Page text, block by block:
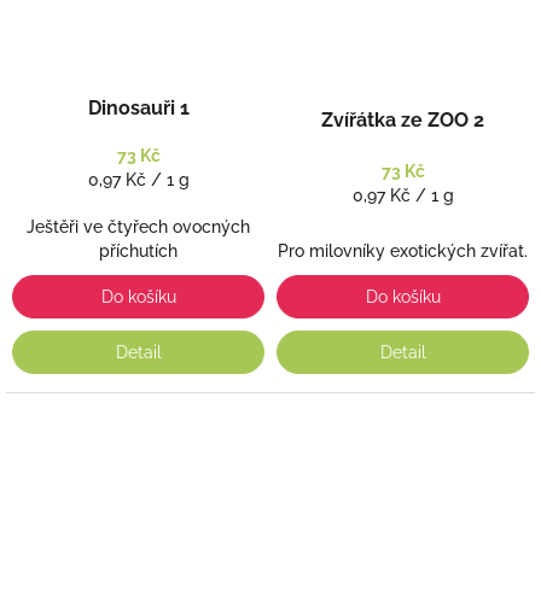
Dinosauři 1
73 Kč
Měrná
0,97 Kč / 1 g
Ještěři ve čtyřech ovocných
příchutích
Do košíku
Detail
Zvířátka ze ZOO 2
73 Kč
Měrná
0,97 Kč / 1 g
Pro milovníky exotických zvířat.
Do košíku
Detail